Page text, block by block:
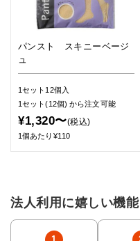
パンスト スキニーベージ
ュ
1セット12個入
1セット(12個)から注文可能
¥1,320〜(税込)
1個あたり¥110
法人利用に嬉しい機能